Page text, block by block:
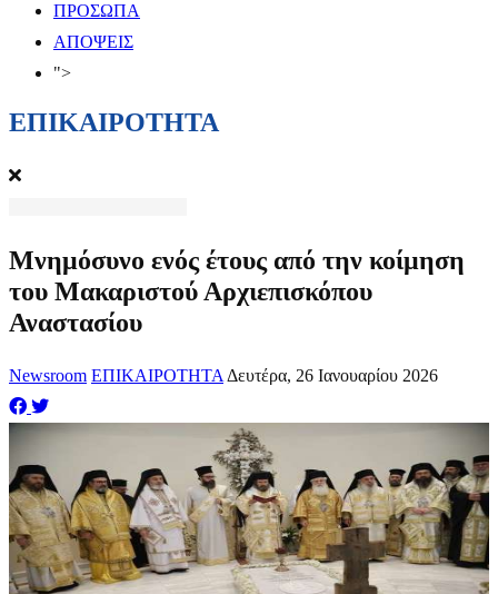
ΠΡΟΣΩΠΑ
ΑΠΟΨΕΙΣ
">
ΕΠΙΚΑΙΡΟΤΗΤΑ
Μνημόσυνο ενός έτους από την κοίμηση
του Μακαριστού Αρχιεπισκόπου
Αναστασίου
Newsroom ΕΠΙΚΑΙΡΟΤΗΤΑ Δευτέρα, 26 Ιανουαρίου 2026